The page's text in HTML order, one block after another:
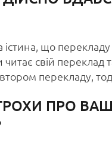
істина, що
читає свій переклад
перекладу,
ПРО